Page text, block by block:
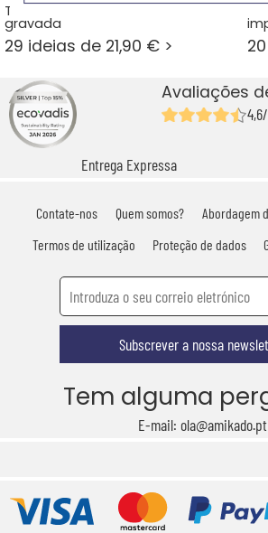
Talheres e caixa em madeira
gravada
29 ideias de 21,90 € >
Avaliações
Entrega Expressa
Contate-nos Quem somos? Abordagem
Termos de utilização
Proteção de dados
Subscrever a nossa
Tem alguma
E-mail: ola@amikado.pt